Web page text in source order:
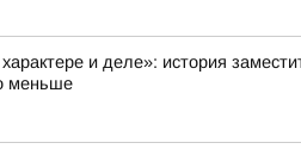
и деле»: история
меньше